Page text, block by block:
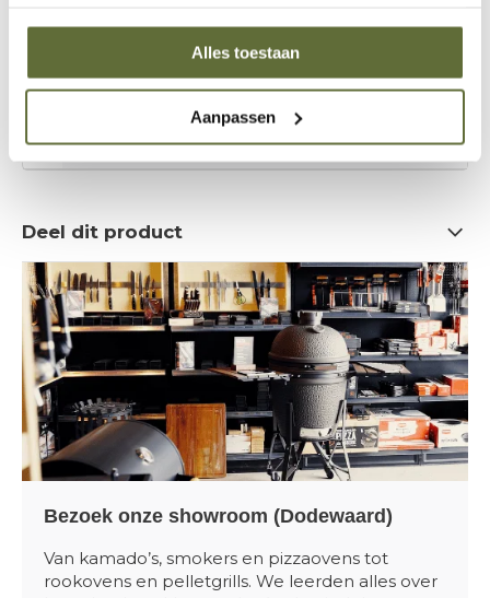
Alles toestaan
Aanpassen
Klantenservice: op dit moment geopend
06 – 51 89 84 56
info@skoyoutdoorcooking.nl
Deel dit product
Bezoek onze showroom (Dodewaard)
Van kamado’s, smokers en pizzaovens tot
rookovens en pelletgrills. We leerden alles over